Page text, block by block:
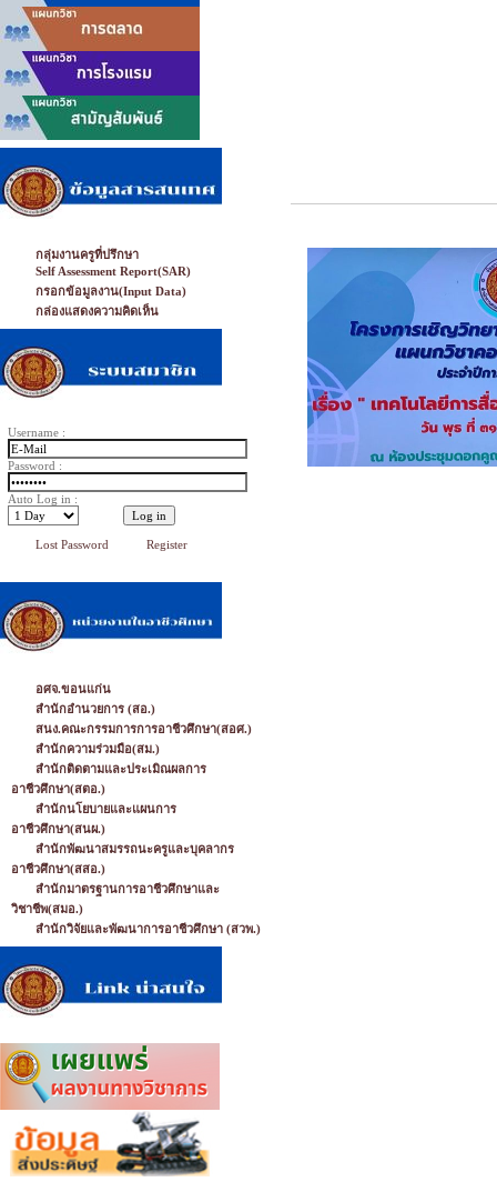
กลุ่มงานครูที่ปรึกษา
Self Assessment Report(SAR)
กรอกข้อมูลงาน(Input Data)
กล่องแสดงความคิดเห็น
Username :
Password :
Auto Log in :
Lost Password Register
อศจ.ขอนแก่น
สำนักอำนวยการ (สอ.)
สนง.คณะกรรมการการอาชีวศึกษา(สอศ.)
สำนักความร่วมมือ(สม.)
สำนักติดตามและประเมิณผลการ
อาชีวศึกษา(สตอ.)
สำนักนโยบายและแผนการ
อาชีวศึกษา(สนผ.)
สำนักพัฒนาสมรรถนะครูและบุคลากร
อาชีวศึกษา(สสอ.)
สำนักมาตรฐานการอาชีวศึกษาและ
วิชาชีพ(สมอ.)
สำนักวิจัยและพัฒนาการอาชีวศึกษา (สวพ.)